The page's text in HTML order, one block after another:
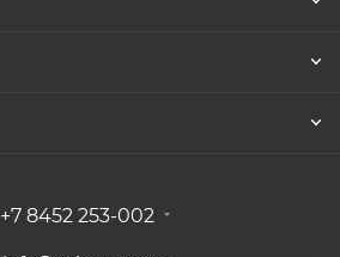
+7 8452 253-002